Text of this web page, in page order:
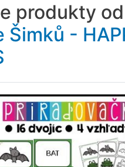
produkty
Šimků -